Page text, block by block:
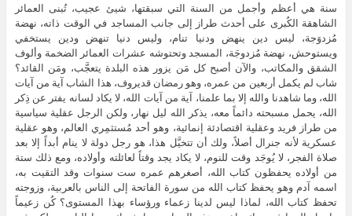
سنة هي أعظم وأجمل من السنة التي سبقتها، شيئ عجيب، تُبنى العمائر
الشاهقة الكُبرى على أحدث طراز إلى جانب المساجد في الوقت ذاته، نهضة
مُزدوَجة، ليس دين ينهض ودنيا تنام، وليس دنيا تنهض ودين يستخفي
ويستوحش، نهضة مُزدوجَة، المسجد وتحتوشه عشرات العمائر الضخمة وألوف
الشقق والمكاتب، والآن أصبح كل مَن يزور هذه البلدة يتعجَّب، ومَن القائد؟
شاب لم يكمل أربعين من عمره، وهو رمضان قديروف، هذا الشاب آية من آيات
الله، وما شاهدنا والله إلا بما علمنا، آية من آيات الله، لا يكاد لسانه يفتر عن ذِكر
الله، يحمل مسبحته دائماً معه، يذكر الله ليل نهار، ولكن الرجل عقلية سياسية
من طراز فريد وعقلية اقتصادئة إنمائية، وهو أحد مُستثمِري العالم، وهو عقلية
عسكرية لأنه جنرال أصلاً، ولك أن تتخيَّل هذا، هو رجل دولة لا ينام أبداً إلا بعد
صلاة الفجر، لا يُوجَد وقت للنوم، لا يكاد يجد وقتاً لعائلته وأولاده، ومع ذلك ستة
من أولاده يحفظون كتاب الله، أصغرهم عمره ست سنوات وقد التقيت به،
اسمه آدم وهو يحفظ كتاب الله من سورة الفاتحة إلى الناس بالعربية، وزوجته
تحفظ كتاب الله، لماذا ليس لدينا زعماء ورؤساء بهذا المستوى؟ كُن زعيماً